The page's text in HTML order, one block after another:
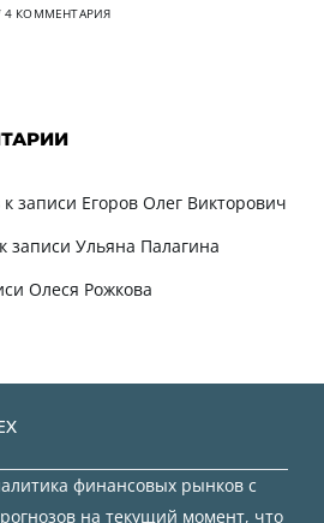
4 КОММЕНТАРИЯ
к записи Егоров Олег Викторович
к записи Ульяна Палагина
Олеся Рожкова
финансовых рынков с
на текущий момент, что